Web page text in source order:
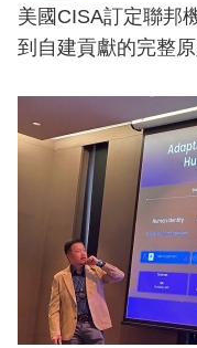
美國CISA訂定聯邦
到自建貢獻的完整原